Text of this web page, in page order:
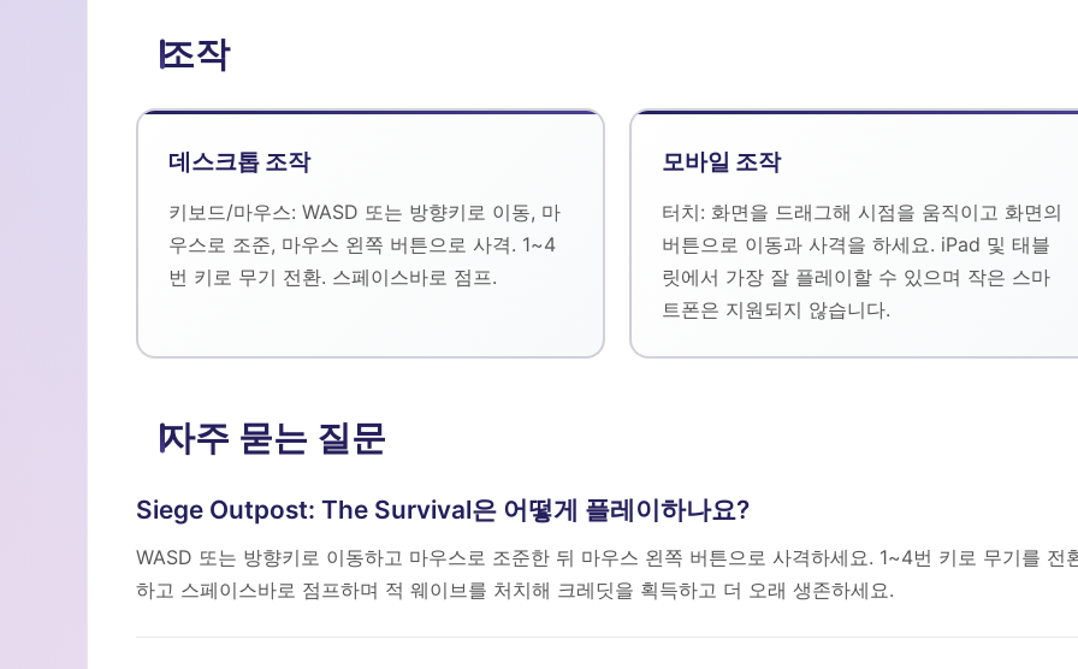
조작
데스크톱 조작
키보드/마우스: WASD 또는 방향키로 이동, 마
우스로 조준, 마우스 왼쪽 버튼으로 사격. 1~4
번 키로 무기 전환. 스페이스바로 점프.
모바일 조작
터치: 화면을 드래그해 시점을 움직이고 화면의
버튼으로 이동과 사격을 하세요. iPad 및 태블
릿에서 가장 잘 플레이할 수 있으며 작은 스마
트폰은 지원되지 않습니다.
자주 묻는 질문
Siege Outpost: The Survival은 어떻게 플레이하나요?
WASD 또는 방향키로 이동하고 마우스로 조준한 뒤 마우스 왼쪽 버튼으로 사격하세요. 1~4번 키로 무기를 전
하고 스페이스바로 점프하며 적 웨이브를 처치해 크레딧을 획득하고 더 오래 생존하세요.